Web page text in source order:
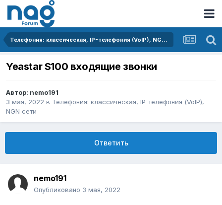
Телефония: классическая, IP-телефония (VoIP), NGN сети
Yeastar S100 входящие звонки
Автор: nemo191
3 мая, 2022 в Телефония: классическая, IP-телефония (VoIP),
NGN сети
Ответить
nemo191
Опубликовано 3 мая, 2022